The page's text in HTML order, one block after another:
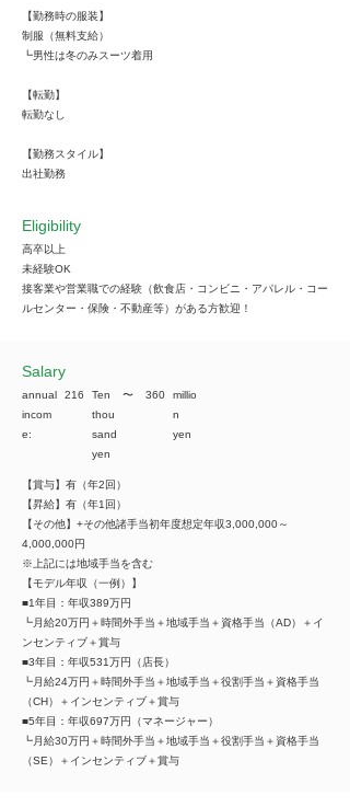
【勤務時の服装】
制服（無料支給）
┗男性は冬のみスーツ着用
【転勤】
転勤なし
【勤務スタイル】
出社勤務
Eligibility
高卒以上
未経験OK
接客業や営業職での経験（飲食店・コンビニ・アパレル・コー
ルセンター・保険・不動産等）がある方歓迎！
​Salary
annual
incom
e:
216
Ten
thou
sand
yen
​〜 360
millio
n
yen
【賞与】有（年2回）
【昇給】有（年1回）
【その他】+その他諸手当初年度想定年収3,000,000～
4,000,000円
※上記には地域手当を含む
【モデル年収（一例）】
■1年目：年収389万円
┗月給20万円＋時間外手当＋地域手当＋資格手当（AD）＋イ
ンセンティブ＋賞与
■3年目：年収531万円（店長）
┗月給24万円＋時間外手当＋地域手当＋役割手当＋資格手当
（CH）＋インセンティブ＋賞与
■5年目：年収697万円（マネージャー）
┗月給30万円＋時間外手当＋地域手当＋役割手当＋資格手当
（SE）＋インセンティブ＋賞与